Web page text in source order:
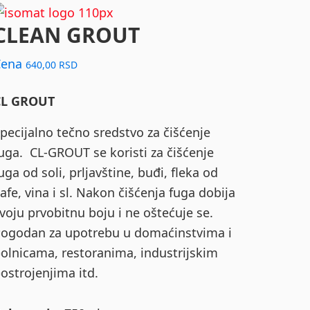
GROUT
640,00 RSD
GROUT
tečno sredstvo za čišćenje
CL-GROUT se koristi za čišćenje
od soli, prljavštine, buđi, fleka od
vina i sl. Nakon čišćenja fuga dobija
prvobitnu boju i ne oštećuje se.
za upotrebu u domaćinstvima i
restoranima, industrijskim
itd.